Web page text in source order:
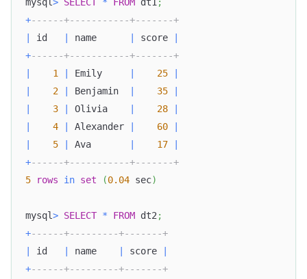
+------+-----------+-------+
id name score
+------+-----------+-------+
1 Emily 25
2 Benjamin 35
3 Olivia 28
4 Alexander 60
5 Ava 17
+------+-----------+-------+
5
rows in set (0.04 sec)
mysql> SELECT * FROM dt2 ;
+------+---------+-------+
id name score
+------+---------+-------+